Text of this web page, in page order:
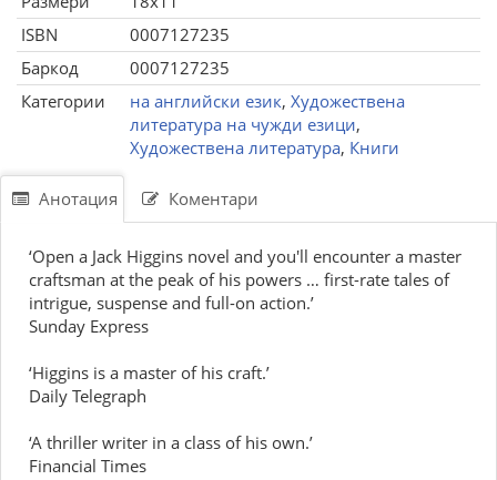
ISBN
0007127235
Баркод
0007127235
Категории
на английски език, Художествена
литература на чужди езици,
Художествена литература, Книги
Анотация Коментари
‘Open a Jack Higgins novel and you'll encounter a master
craftsman at the peak of his powers … first-rate tales of
intrigue, suspense and full-on action.’
Sunday Express
‘Higgins is a master of his craft.’
Daily Telegraph
‘A thriller writer in a class of his own.’
Financial Times